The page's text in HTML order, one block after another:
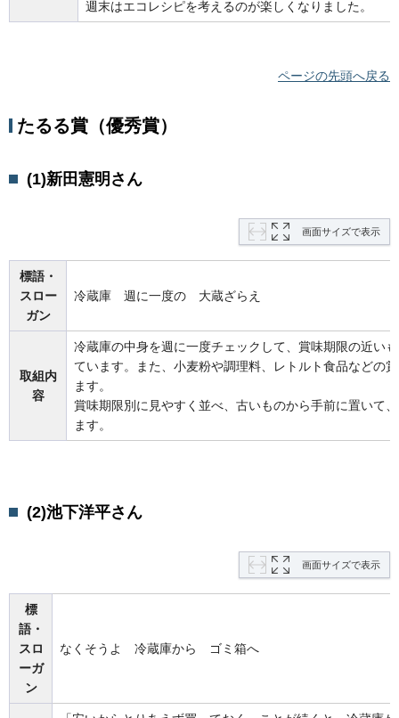
週末はエコレシピを考えるのが楽しくなりました。
ページの先頭へ戻る
たるる賞（優秀賞）
(1)新田憲明さん
画面サイズで表示
標語・
スロー
ガン
冷蔵庫 週に一度の 大蔵ざらえ
取組内
容
冷蔵庫の中身を週に一度チェックして、賞味期限の近い
ています。また、小麦粉や調理料、レトルト食品などの
ます。
賞味期限別に見やすく並べ、古いものから手前に置いて
ます。
(2)池下洋平さん
画面サイズで表示
標
語・
スロ
ーガ
ン
なくそうよ 冷蔵庫から ゴミ箱へ